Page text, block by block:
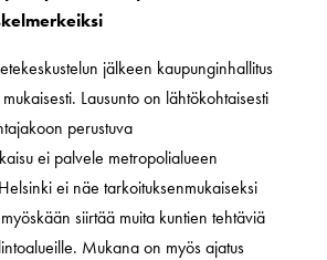
jälkeen kaupunginhallitus
Lausunto on lähtökohtaisesti
perustuva
ei palvele metropolialueen
ei näe tarkoituksenmukaiseksi
siirtää muita kuntien tehtäviä
Mukana on myös ajatus